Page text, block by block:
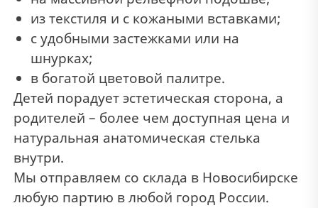
из текстиля и с кожаными вставками;
с удобными застежками или на
шнурках;
в богатой цветовой палитре.
Детей порадует эстетическая сторона, а
родителей – более чем доступная цена и
натуральная анатомическая стелька
внутри.
Мы отправляем со склада в Новосибирске
любую партию в любой город России.